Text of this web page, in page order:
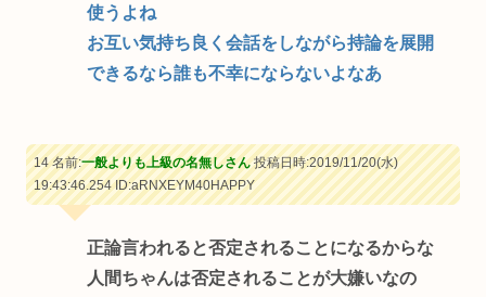
使うよね
お互い気持ち良く会話をしながら持論を展開
できるなら誰も不幸にならないよなあ
14 名前:一般よりも上級の名無しさん投稿日時:2019/11/20(水)
19:43:46.254ID:aRNXEYM40HAPPY
正論言われると否定されることになるからな
人間ちゃんは否定されることが大嫌いなの